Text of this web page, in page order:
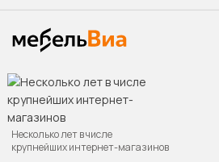
Несколько лет в числе
крупнейших интернет-магазинов